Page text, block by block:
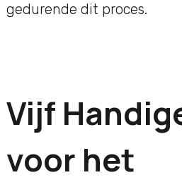
gedurende dit proces.
Vijf
voor het